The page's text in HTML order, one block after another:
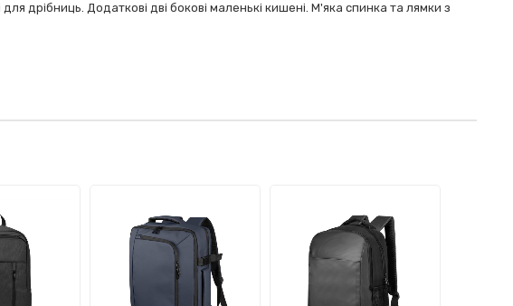
дрібниць. Додаткові дві бокові маленькі кишені. М'яка спинка та лямки з